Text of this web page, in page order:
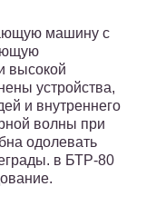
машину с
высокой
устройства,
и внутреннего
волны при
одолевать
в БТР-80